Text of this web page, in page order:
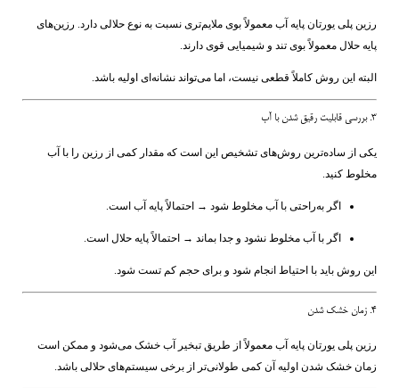
رزین پلی یورتان پایه آب معمولاً بوی ملایم‌تری نسبت به نوع حلالی دارد. رزین‌های
پایه حلال معمولاً بوی تند و شیمیایی قوی دارند.
البته این روش کاملاً قطعی نیست، اما می‌تواند نشانه‌ای اولیه باشد.
یکی از ساده‌ترین روش‌های تشخیص این است که مقدار کمی از رزین را با آب
مخلوط کنید.
اگر به‌راحتی با آب مخلوط شود → احتمالاً پایه آب است.
اگر با آب مخلوط نشود و جدا بماند → احتمالاً پایه حلال است.
این روش باید با احتیاط انجام شود و برای حجم کم تست شود.
رزین پلی یورتان پایه آب معمولاً از طریق تبخیر آب خشک می‌شود و ممکن است
زمان خشک شدن اولیه آن کمی طولانی‌تر از برخی سیستم‌های حلالی باشد.